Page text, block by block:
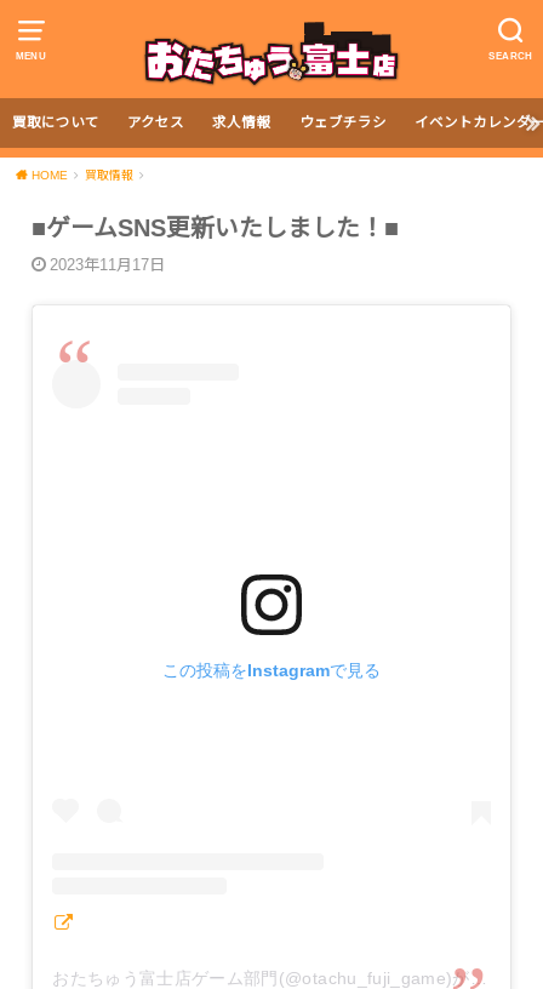
MENU SEARCH
買取について アクセス 求人情報 ウェブチラシ イベントカレンダ
HOME 買取情報
■ゲームSNS更新いたしました！■
2023年11月17日
この投稿をInstagramで見る
おたちゅう富士店ゲーム部門(@otachu_fuji_game)がシェアした投稿